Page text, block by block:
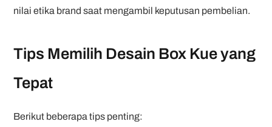
nilai etika brand saat mengambil keputusan pembelian.
Tips Memilih Desain Box Kue yang
Tepat
Berikut beberapa tips penting: